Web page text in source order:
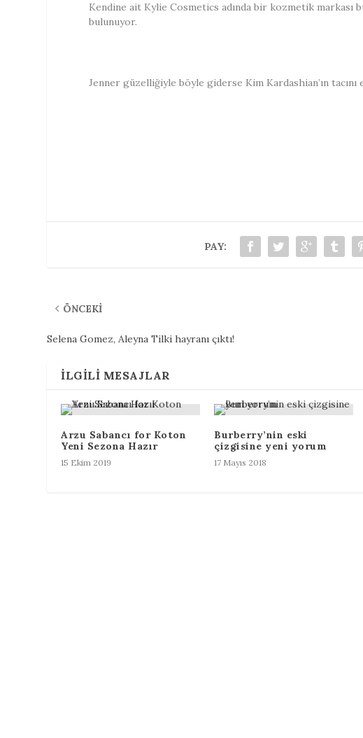
Kendine ait Kylie Cosmetics adında bir kozmetik markası
bulunuyor.
Jenner güzelliğiyle böyle giderse Kim Kardashian’ın tacını
PAY:
ÖNCEKI
Selena Gomez, Aleyna Tilki hayranı çıktı!
İLGILI MESAJLAR
Arzu Sabancı for Koton
Yeni Sezona Hazır
15 Ekim 2019
Burberry’nin eski
çizgisine yeni yorum
17 Mayıs 2018